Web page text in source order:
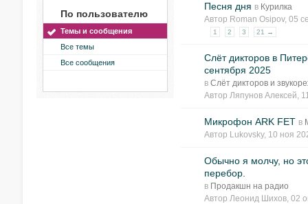
По пользователю
Темы и сообщения
Все темы
Все сообщения
Песня дня в Курилка
Автор Roman Osipov, 05
1 2 3 21 →
Слёт дикторов в
сентября 2025
в Слёт дикторов и
Автор Ляпунов Алексей,
Микрофон ARK FET в
Автор Lukovsky, 10 ноя
Обычно я молчу, но
перебор.
в Продакшн на радио
Автор Леонид Шихов, 02